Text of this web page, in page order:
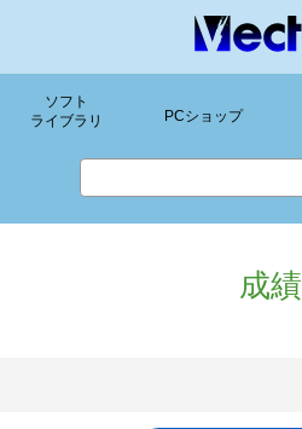
ソフト
ライブラリ
PCショップ
成績